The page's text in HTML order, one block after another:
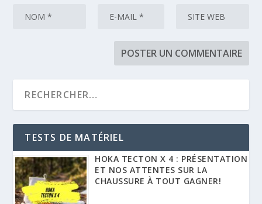
TESTS DE MATÉRIEL
HOKA TECTON X 4 : PRÉSENTATION
ET NOS ATTENTES SUR LA
CHAUSSURE À TOUT GAGNER!